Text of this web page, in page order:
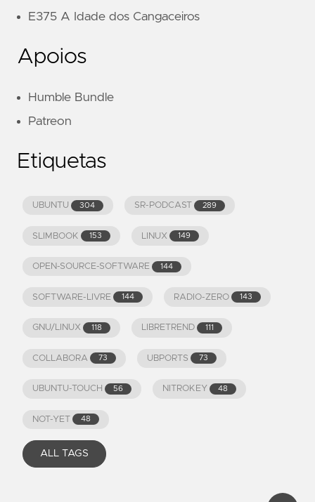
E375 A Idade dos Cangaceiros
Apoios
Humble Bundle
Patreon
Etiquetas
UBUNTU 304 SR-PODCAST 289
SLIMBOOK 153 LINUX 149
OPEN-SOURCE-SOFTWARE 144
SOFTWARE-LIVRE 144 RADIO-ZERO 143
GNU/LINUX 118 LIBRETREND 111
COLLABORA 73 UBPORTS 73
UBUNTU-TOUCH 56 NITROKEY 48
NOT-YET 48
ALL TAGS